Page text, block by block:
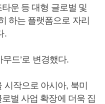
운 등 대형 글로벌 및
하는 플랫폼으로 자리
.
드’로 변경했다.
작으로 아시아, 북미
벌 사업 확장에 더욱 집